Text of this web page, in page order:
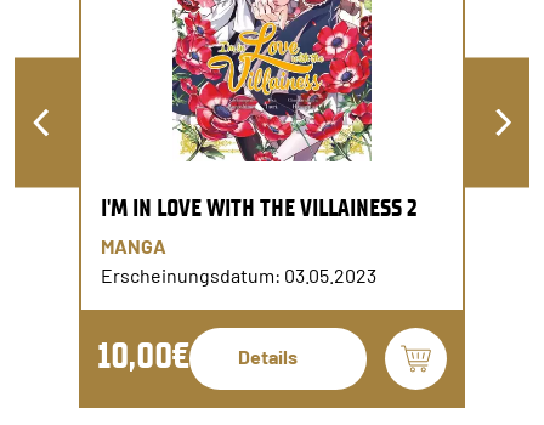
I'M IN LOVE WITH THE VILLAINESS 2
MANGA
Erscheinungsdatum: 03.05.2023
10,00€ Details